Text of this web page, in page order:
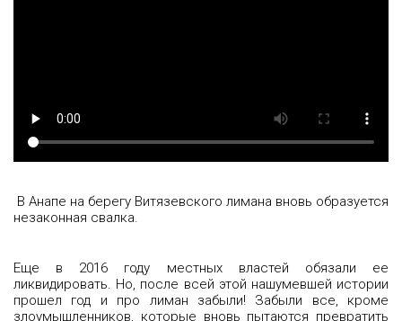
В Анапе на берегу Витязевского лимана вновь образуется
незаконная свалка.
Еще в 2016 году местных властей обязали ее
ликвидировать. Но, после всей этой нашумевшей истории
прошел год и про лиман забыли! Забыли все, кроме
злоумышленников, которые вновь пытаются превратить